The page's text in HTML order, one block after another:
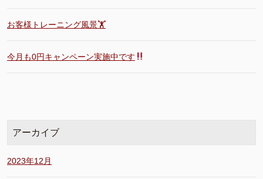
お客様トレーニング風景🏋️
今月も0円キャンペーン実施中です
アーカイブ
2023年12月